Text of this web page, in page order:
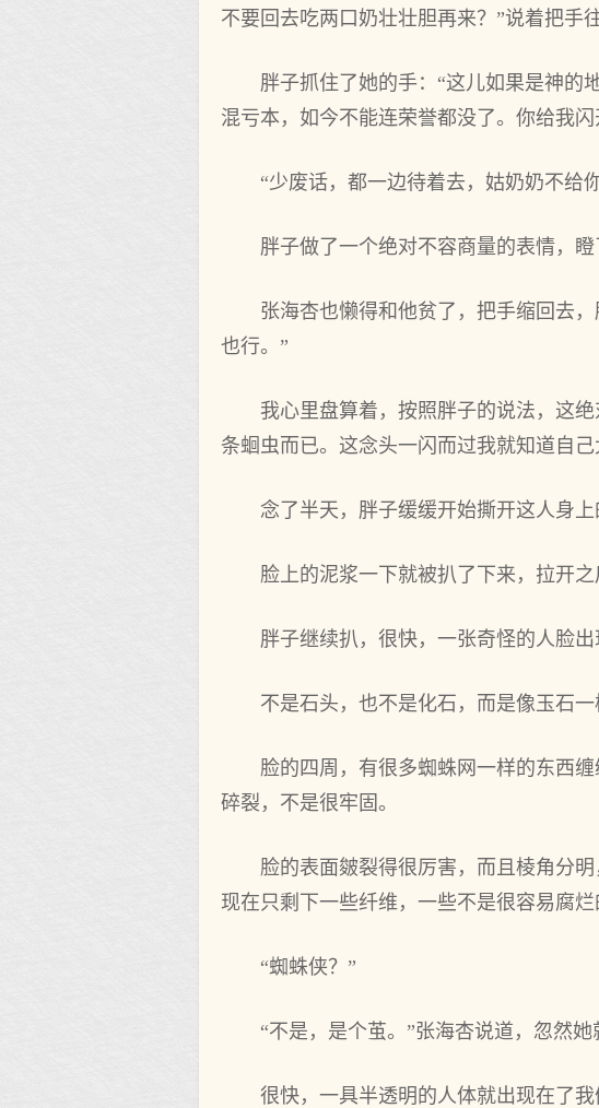
不要回去吃两口奶壮壮胆再来？”说着把手
胖子抓住了她的手：“这儿如果是神的
混亏本，如今不能连荣誉都没了。你给我闪
“少废话，都一边待着去，姑奶奶不给
胖子做了一个绝对不容商量的表情，瞪
张海杏也懒得和他贫了，把手缩回去
也行。”
我心里盘算着，按照胖子的说法，这
条蛔虫而已。这念头一闪而过我就知道自
念了半天，胖子缓缓开始撕开这人身上
脸上的泥浆一下就被扒了下来，拉开
胖子继续扒，很快，一张奇怪的人脸出
不是石头，也不是化石，而是像玉石
脸的四周，有很多蜘蛛网一样的东西
碎裂，不是很牢固。
脸的表面皴裂得很厉害，而且棱角分
现在只剩下一些纤维，一些不是很容易腐烂
“蜘蛛侠？”
“不是，是个茧。”张海杏说道，忽然
很快，一具半透明的人体就出现在了